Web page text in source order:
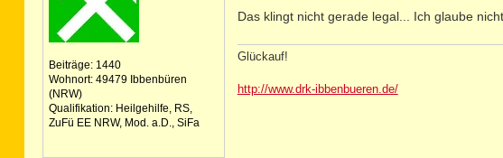
Beiträge: 1440
Wohnort: 49479 Ibbenbüren
(NRW)
Qualifikation: Heilgehilfe, RS,
ZuFü EE NRW, Mod. a.D., SiFa
Das klingt nicht gerade legal... Ich glaube
Glückauf!
http://www.drk-ibbenbueren.de/